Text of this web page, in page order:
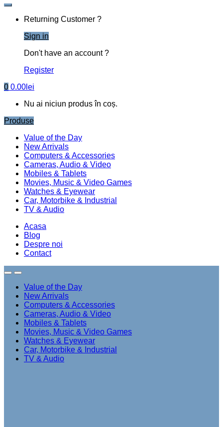
Returning Customer ?
Sign in
Don't have an account ?
Register
0 0.00 lei
Nu ai niciun produs în coș.
Produse
Value of the Day
New Arrivals
Computers & Accessories
Cameras, Audio & Video
Mobiles & Tablets
Movies, Music & Video Games
Watches & Eyewear
Car, Motorbike & Industrial
TV & Audio
Acasa
Blog
Despre noi
Contact
Value of the Day
New Arrivals
Computers & Accessories
Cameras, Audio & Video
Mobiles & Tablets
Movies, Music & Video Games
Watches & Eyewear
Car, Motorbike & Industrial
TV & Audio